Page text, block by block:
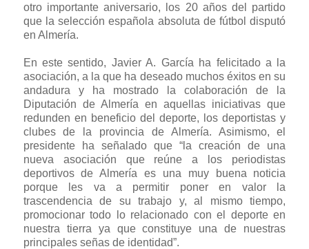
otro importante aniversario, los 20 años del partido
que la selección española absoluta de fútbol disputó
en Almería.
En este sentido, Javier A. García ha felicitado a la
asociación, a la que ha deseado muchos éxitos en su
andadura y ha mostrado la colaboración de la
Diputación de Almería en aquellas iniciativas que
redunden en beneficio del deporte, los deportistas y
clubes de la provincia de Almería. Asimismo, el
presidente ha señalado que “la creación de una
nueva asociación que reúne a los periodistas
deportivos de Almería es una muy buena noticia
porque les va a permitir poner en valor la
trascendencia de su trabajo y, al mismo tiempo,
promocionar todo lo relacionado con el deporte en
nuestra tierra ya que constituye una de nuestras
principales señas de identidad”.